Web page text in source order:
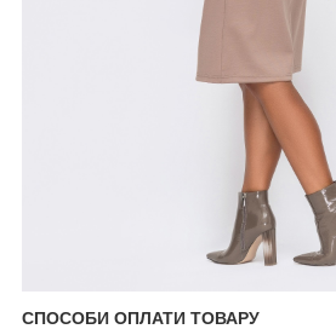
СПОСОБИ ОПЛАТИ ТОВАРУ